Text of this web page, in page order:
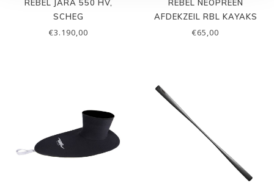
REBEL JARA 550 HV,
SCHEG
€3.190,00
REBEL NEOPREEN
AFDEKZEIL RBL KAYAKS
€65,00